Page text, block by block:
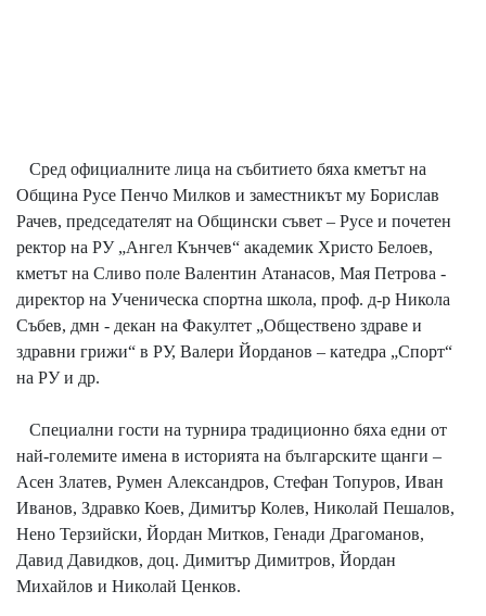
Сред официалните лица на събитието бяха кметът на
Община Русе Пенчо Милков и заместникът му Борислав
Рачев, председателят на Общински съвет – Русе и почетен
ректор на РУ „Ангел Кънчев“ академик Христо Белоев,
кметът на Сливо поле Валентин Атанасов, Мая Петрова -
директор на Ученическа спортна школа, проф. д-р Никола
Събев, дмн - декан на Факултет „Обществено здраве и
здравни грижи“ в РУ, Валери Йорданов – катедра „Спорт“
на РУ и др.
Специални гости на турнира традиционно бяха едни от
най-големите имена в историята на българските щанги –
Асен Златев, Румен Александров, Стефан Топуров, Иван
Иванов, Здравко Коев, Димитър Колев, Николай Пешалов,
Нено Терзийски, Йордан Митков, Генади Драгоманов,
Давид Давидков, доц. Димитър Димитров, Йордан
Михайлов и Николай Ценков.